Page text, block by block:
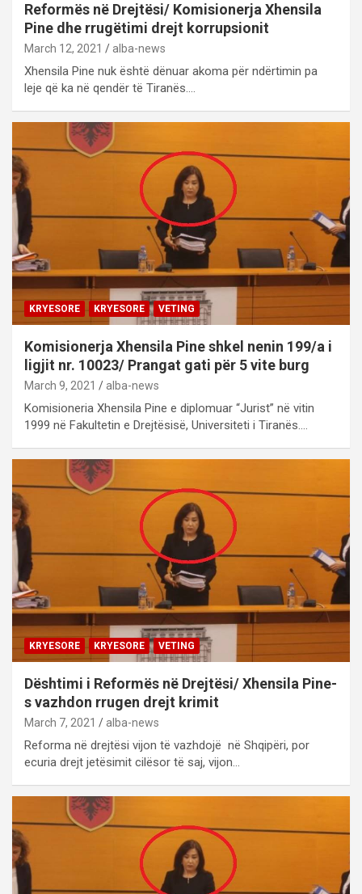
Reformës në Drejtësi/ Komisionerja Xhensila
Pine dhe rrugëtimi drejt korrupsionit
March 12, 2021 alba-news
Xhensila Pine nuk është dënuar akoma për ndërtimin pa
leje që ka në qendër të Tiranës.…
KRYESORE KRYESORE VETING
Komisionerja Xhensila Pine shkel nenin 199/a i
ligjit nr. 10023/ Prangat gati për 5 vite burg
March 9, 2021 alba-news
Komisioneria Xhensila Pine e diplomuar “Jurist” në vitin
1999 në Fakultetin e Drejtësisë, Universiteti i Tiranës.…
KRYESORE KRYESORE VETING
Dështimi i Reformës në Drejtësi/ Xhensila Pine-
s vazhdon rrugen drejt krimit
March 7, 2021 alba-news
Reforma në drejtësi vijon të vazhdojë në Shqipëri, por
ecuria drejt jetësimit cilësor të saj, vijon…